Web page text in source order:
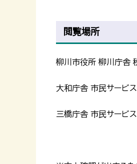
閲覧場所
柳川市役所 柳川庁舎
大和庁舎 市民サービ
三橋庁舎 市民サービ